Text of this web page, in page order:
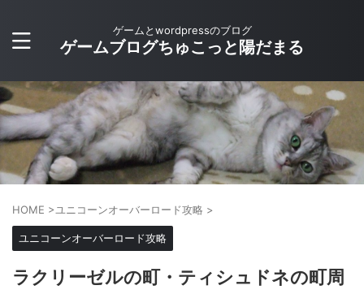
ゲームとwordpressのブログ
ゲームブログちゅこっと陽だまる
HOME >ユニコーンオーバーロード攻略 >
ユニコーンオーバーロード攻略
ラクリーゼルの町・ティシュドネの町周